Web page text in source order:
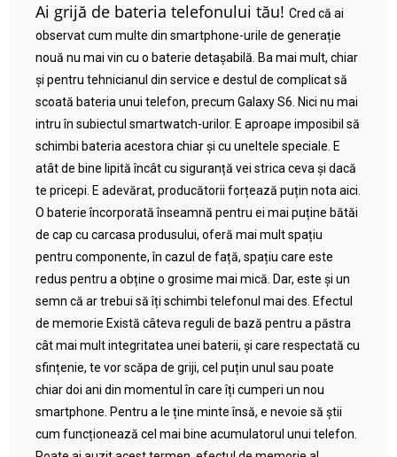
Ai grijă de bateria telefonului tău! Cred că ai
observat cum multe din smartphone-urile de generație
nouă nu mai vin cu o baterie detașabilă. Ba mai mult, chiar
și pentru tehnicianul din service e destul de complicat să
scoată bateria unui telefon, precum Galaxy S6. Nici nu mai
intru în subiectul smartwatch-urilor. E aproape imposibil să
schimbi bateria acestora chiar și cu uneltele speciale. E
atât de bine lipită încât cu siguranță vei strica ceva și dacă
te pricepi. E adevărat, producătorii forțează puțin nota aici.
O baterie încorporată înseamnă pentru ei mai puține bătăi
de cap cu carcasa produsului, oferă mai mult spațiu
pentru componente, în cazul de față, spațiu care este
redus pentru a obține o grosime mai mică. Dar, este și un
semn că ar trebui să îți schimbi telefonul mai des. Efectul
de memorie Există câteva reguli de bază pentru a păstra
cât mai mult integritatea unei baterii, și care respectată cu
sfințenie, te vor scăpa de griji, cel puțin unul sau poate
chiar doi ani din momentul în care îți cumperi un nou
smartphone. Pentru a le ține minte însă, e nevoie să știi
cum funcționează cel mai bine acumulatorul unui telefon.